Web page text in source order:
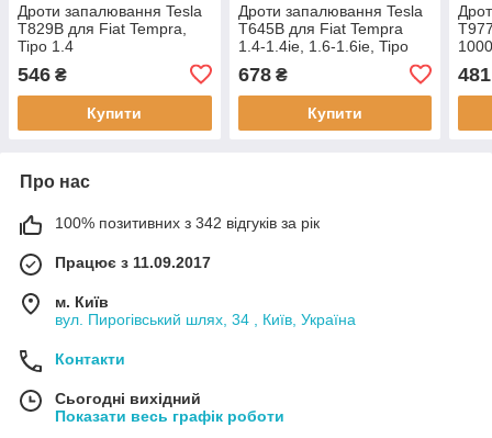
Дроти запалювання Tesla
T829B для Fiat Tempra,
Tipo 1.4
546 ₴
Купити
Дроти запалювання Tesla
T645B для Fiat Tempra
1.4-1.4ie, 1.6-1.6ie, Tipo
678₴
Купити
481
Про нас
100% позитивних з 342 відгуків за рік
Працює з 11.09.2017
м. Київ
вул. Пирогівський шлях, 34 , Київ, Україна
Контакти
Сьогодні вихідний
Показати весь графік роботи